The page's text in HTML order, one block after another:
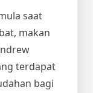
saat
makan
terdapat
bagi